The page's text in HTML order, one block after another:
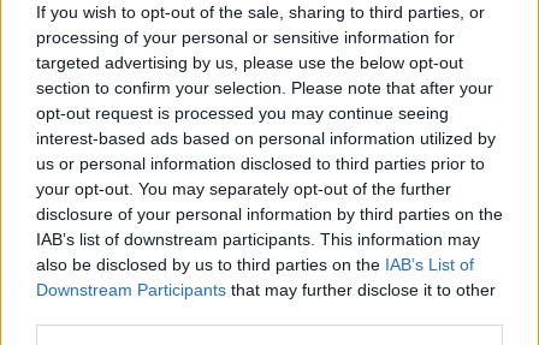
If you wish to opt-out of the sale, sharing to third parties, or
processing of your personal or sensitive information for
targeted advertising by us, please use the below opt-out
section to confirm your selection. Please note that after your
opt-out request is processed you may continue seeing
interest-based ads based on personal information utilized by
us or personal information disclosed to third parties prior to
your opt-out. You may separately opt-out of the further
disclosure of your personal information by third parties on the
IAB’s list of downstream participants. This information may
also be disclosed by us to third parties on the IAB’s List of
Downstream Participants that may further disclose it to other
Itt állítsd be, hogy az RTL.hu az elsők között
legyen a Google-találatokban!